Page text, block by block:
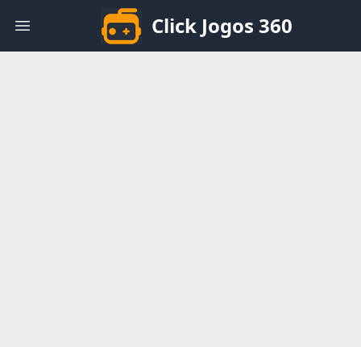
Open main menu Click Jogos 360